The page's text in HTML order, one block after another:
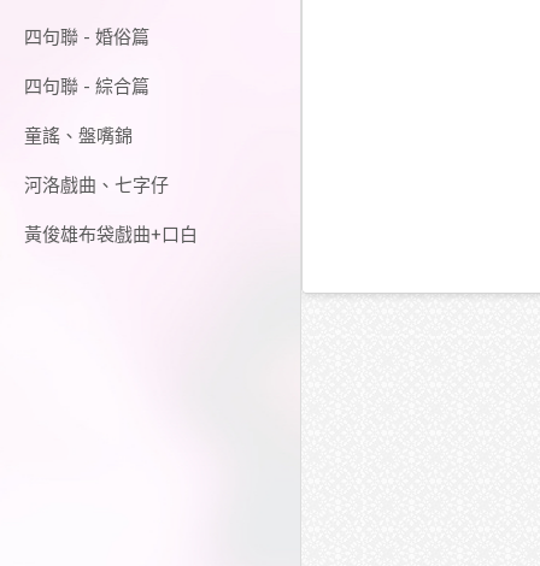
四句聯 - 婚俗篇
四句聯 - 綜合篇
童謠、盤嘴錦
河洛戲曲、七字仔
黃俊雄布袋戲曲+口白